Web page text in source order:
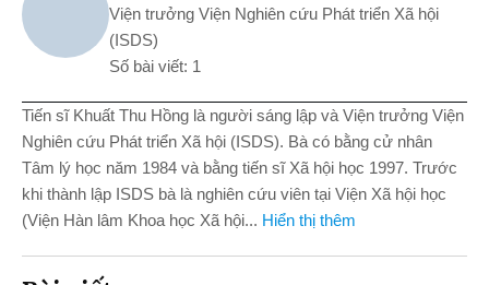
Viện trưởng Viện Nghiên cứu Phát triển Xã hội
(ISDS)
Số bài viết: 1
Tiến sĩ Khuất Thu Hồng là người sáng lập và Viện trưởng Viện
Nghiên cứu Phát triển Xã hội (ISDS). Bà có bằng cử nhân
Tâm lý học năm 1984 và bằng tiến sĩ Xã hội học 1997. Trước
khi thành lập ISDS bà là nghiên cứu viên tại Viện Xã hội học
(Viện Hàn lâm Khoa học Xã hội... Hiển thị thêm